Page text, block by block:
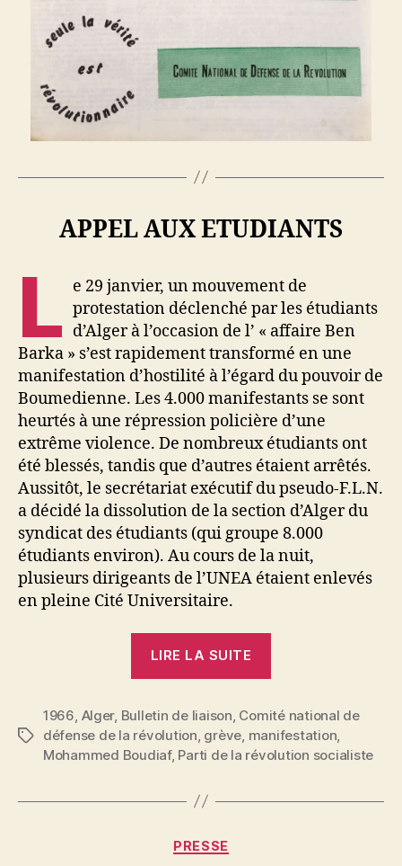
APPEL AUX ETUDIANTS
L e 29 janvier, un mouvement de
protestation déclenché par les étudiants
d’Alger à l’occasion de l’ « affaire Ben
Barka » s’est rapidement transformé en une
manifestation d’hostilité à l’égard du pouvoir de
Boumedienne. Les 4.000 manifestants se sont
heurtés à une répression policière d’une
extrême violence. De nombreux étudiants ont
été blessés, tandis que d’autres étaient arrêtés.
Aussitôt, le secrétariat exécutif du pseudo-F.L.N.
a décidé la dissolution de la section d’Alger du
syndicat des étudiants (qui groupe 8.000
étudiants environ). Au cours de la nuit,
plusieurs dirigeants de l’UNEA étaient enlevés
en pleine Cité Universitaire.
LIRE LA SUITE
étudiants
manifestent »
Étiquettes
1966, Alger, Bulletin de liaison, Comité national de
défense de la révolution, grève, manifestation,
Mohammed Boudiaf, Parti de la révolution socialiste
Catégories
PRESSE